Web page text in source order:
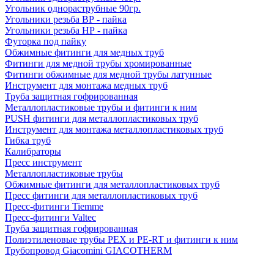
Угольник однораструбные 90гр.
Угольники резьба ВР - пайка
Угольники резьба НР - пайка
Футорка под пайку
Обжимные фитинги для медных труб
Фитинги для медной трубы хромированные
Фитинги обжимные для медной трубы латунные
Инструмент для монтажа медных труб
Труба защитная гофрированная
Металлопластиковые трубы и фитинги к ним
PUSH фитинги для металлопластиковых труб
Инструмент для монтажа металлопластиковых труб
Гибка труб
Калибраторы
Пресс инструмент
Металлопластиковые трубы
Обжимные фитинги для металлопластиковых труб
Пресс фитинги для металлопластиковых труб
Пресс-фитинги Tiemme
Пресс-фитинги Valtec
Труба защитная гофрированная
Полиэтиленовые трубы PEX и PE-RT и фитинги к ним
Трубопровод Giacomini GIACOTHERM